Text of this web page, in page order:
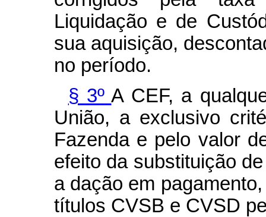
Liquidação e de
sua aquisição,
no período.
§ 3ºA CEF, a
União, a exclusivo
Fazenda e pelo valor
efeito da substituição
a dação em
títulos CVSB e CVSD